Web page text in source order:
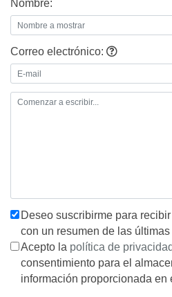
Nombre:
Correo electrónico:
Deseo suscribirme para
con un resumen de las
Acepto la política de privacidad
consentimiento para el
información proporcionada en